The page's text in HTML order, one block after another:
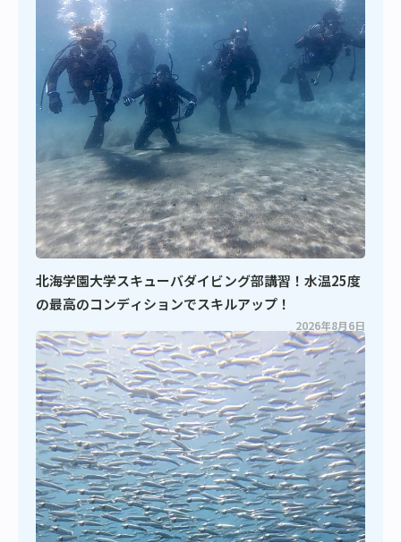
北海学園大学スキューバダイビング部講習！水温25度
の最高のコンディションでスキルアップ！
2026年8月6日